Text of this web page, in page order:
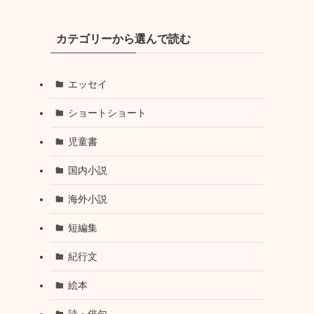
カテゴリーから選んで読む
エッセイ
ショートショート
児童書
国内小説
海外小説
短編集
紀行文
絵本